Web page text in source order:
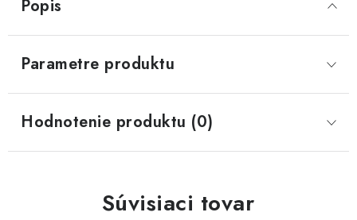
Popis
Parametre produktu
Hodnotenie produktu (0)
Súvisiaci tovar